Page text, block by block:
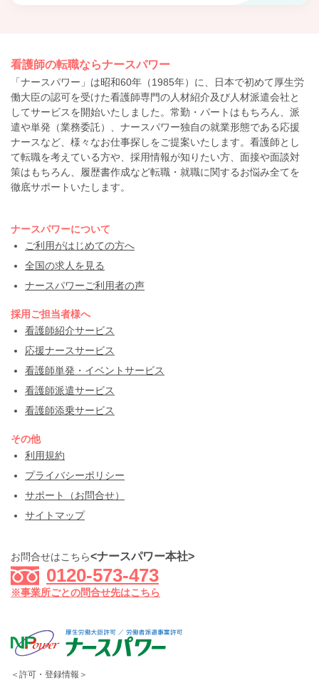
看護師の転職ならナースパワー
「ナースパワー」は昭和60年（1985年）に、日本で初めて厚生労
働大臣の認可を受けた看護師専門の人材紹介及び人材派遣会社と
してサービスを開始いたしました。常勤・パートはもちろん、派
遣や単発（業務委託）、ナースパワー独自の就業形態である応援
ナースなど、様々なお仕事探しをご提案いたします。看護師とし
て転職を考えている方や、採用情報が知りたい方、面接や面談対
策はもちろん、履歴書作成など転職・就職に関するお悩み全てを
徹底サポートいたします。
ナースパワーについて
ご利用がはじめての方へ
全国の求人を見る
ナースパワーご利用者の声
採用ご担当者様へ
看護師紹介サービス
応援ナースサービス
看護師単発・イベントサービス
看護師派遣サービス
看護師添乗サービス
その他
利用規約
プライバシーポリシー
サポート（お問合せ）
サイトマップ
お問合せはこちら<ナースパワー本社>
0120-573-473
※事業所ごとの問合せ先はこちら
＜許可・登録情報＞